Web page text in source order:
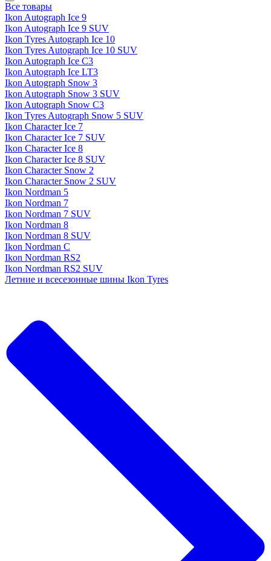
Все товары
Ikon Autograph Ice 9
Ikon Autograph Ice 9 SUV
Ikon Tyres Autograph Ice 10
Ikon Tyres Autograph Ice 10 SUV
Ikon Autograph Ice C3
Ikon Autograph Ice LT3
Ikon Autograph Snow 3
Ikon Autograph Snow 3 SUV
Ikon Autograph Snow C3
Ikon Tyres Autograph Snow 5 SUV
Ikon Character Ice 7
Ikon Character Ice 7 SUV
Ikon Character Ice 8
Ikon Character Ice 8 SUV
Ikon Character Snow 2
Ikon Character Snow 2 SUV
Ikon Nordman 5
Ikon Nordman 7
Ikon Nordman 7 SUV
Ikon Nordman 8
Ikon Nordman 8 SUV
Ikon Nordman C
Ikon Nordman RS2
Ikon Nordman RS2 SUV
Летние и всесезонные шины Ikon Tyres